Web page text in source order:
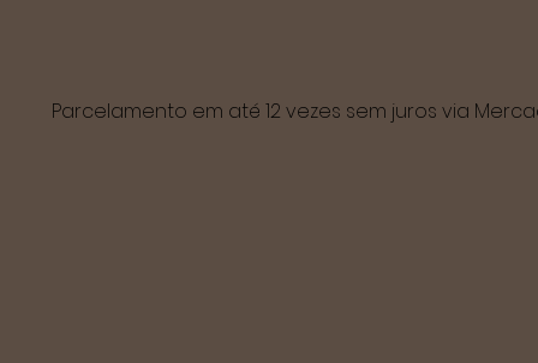
Parcelamento em até 12 vezes sem juros via